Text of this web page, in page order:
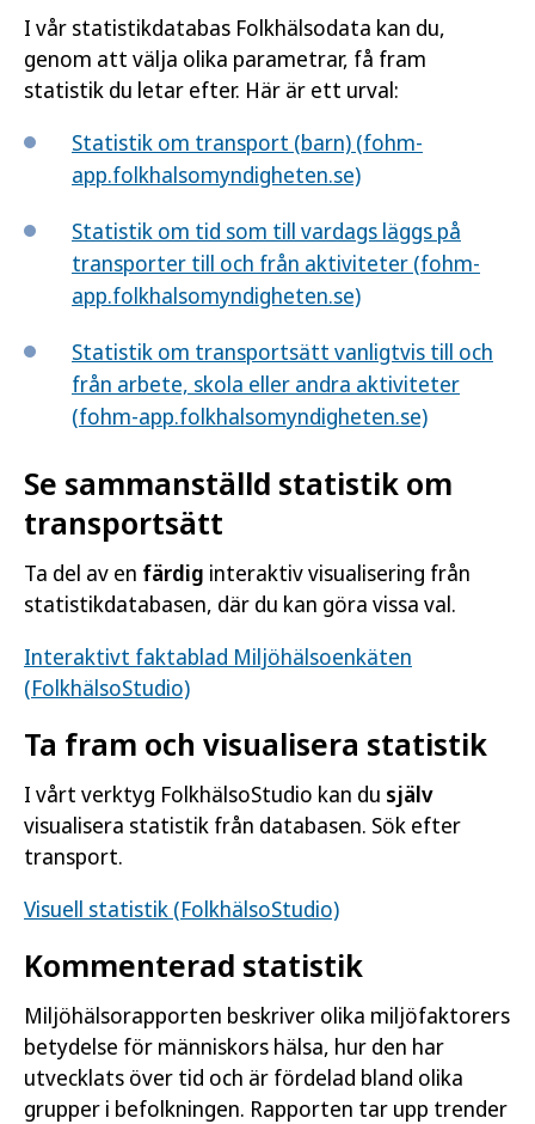
I vår statistikdatabas Folkhälsodata kan du,
genom att välja olika parametrar, få fram
statistik du letar efter. Här är ett urval:
Statistik om transport (barn) (fohm-
app.folkhalsomyndigheten.se)
Statistik om tid som till vardags läggs på
transporter till och från aktiviteter (fohm-
app.folkhalsomyndigheten.se)
Statistik om transportsätt vanligtvis till och
från arbete, skola eller andra aktiviteter
(fohm-app.folkhalsomyndigheten.se)
Se sammanställd statistik om
transportsätt
Ta del av en färdig interaktiv visualisering från
statistikdatabasen, där du kan göra vissa val.
Interaktivt faktablad Miljöhälsoenkäten
(FolkhälsoStudio)
Ta fram och visualisera statistik
I vårt verktyg FolkhälsoStudio kan du själv
visualisera statistik från databasen. Sök efter
transport.
Visuell statistik (FolkhälsoStudio)
Kommenterad statistik
Miljöhälsorapporten beskriver olika miljöfaktorers
betydelse för människors hälsa, hur den har
utvecklats över tid och är fördelad bland olika
grupper i befolkningen. Rapporten tar upp trender